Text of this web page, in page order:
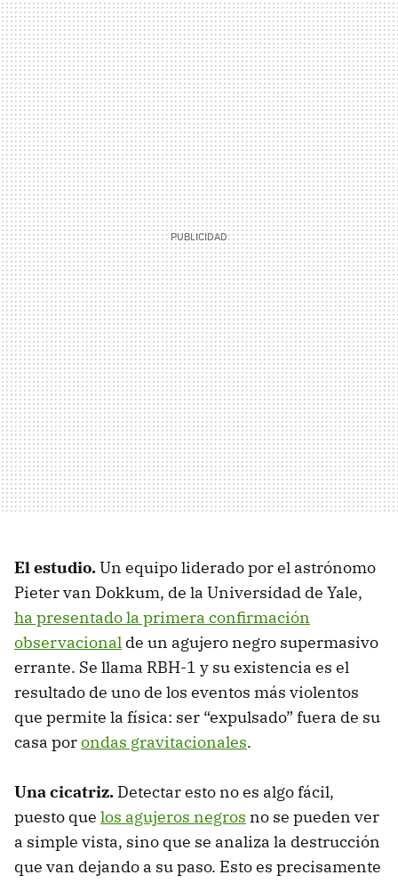
El estudio.Un equipo liderado por el astrónomo
Pieter van Dokkum, de la Universidad de Yale,
ha presentado la primera confirmación
observacional de un agujero negro supermasivo
errante. Se llama RBH-1 y su existencia es el
resultado de uno de los eventos más violentos
que permite la física: ser “expulsado” fuera de su
casa porondas gravitacionales.
Una cicatriz. Detectar esto no es algo fácil,
puesto que los agujeros negros no se pueden ver
a simple vista, sino que se analiza la destrucción
que van dejando a su paso. Esto es precisamente